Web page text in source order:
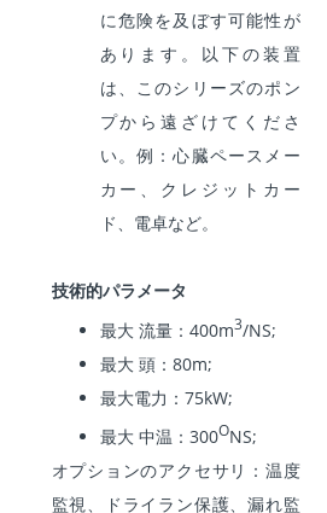
に危険を及ぼす可能性が
あります。以下の装置
は、このシリーズのポン
プから遠ざけてくださ
い。例：心臓ペースメー
カー、クレジットカー
ド、電卓など。
技術的パラメータ
最大 流量：400m3/NS;
最大 頭：80m;
最大電力：75kW;
最大 中温：300ONS;
オプションのアクセサリ：温度
監視、ドライラン保護、漏れ監